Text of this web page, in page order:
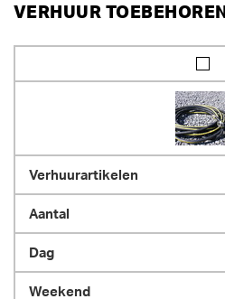
VERHUUR TOEBEHOREN